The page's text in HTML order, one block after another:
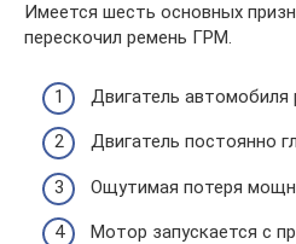
Имеется шесть основных
перескочил ремень ГРМ.
Двигатель автомобиля
Двигатель постоянно
Ощутимая потеря
Мотор запускается с